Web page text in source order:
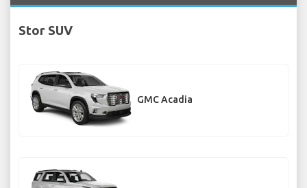
Stor SUV
GMC Acadia